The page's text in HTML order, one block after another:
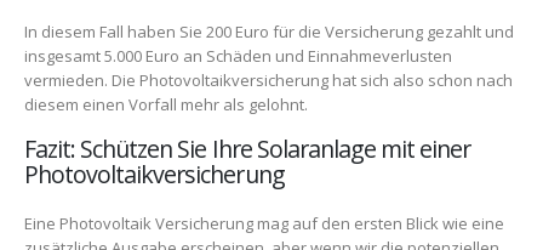
In diesem Fall haben Sie 200 Euro für die Versicherung gezahlt und
insgesamt 5.000 Euro an Schäden und Einnahmeverlusten
vermieden. Die Photovoltaikversicherung hat sich also schon nach
diesem einen Vorfall mehr als gelohnt.
Fazit: Schützen Sie Ihre Solaranlage mit einer
Photovoltaikversicherung
Eine Photovoltaik Versicherung mag auf den ersten Blick wie eine